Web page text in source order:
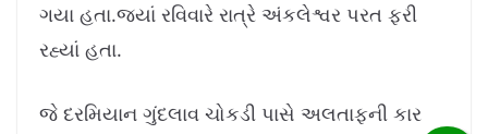
ગયા હતા.જ્યાં રવિવારે રાત્રે અંકલેશ્વર પરત ફરી
રહ્યાં હતા.
જે દરમિયાન ગુંદલાવ ચોકડી પાસે અલતાફની કાર